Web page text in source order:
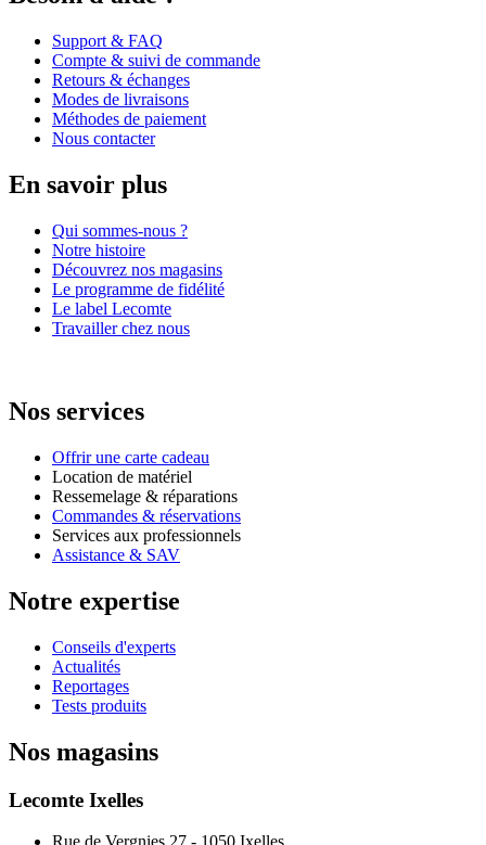
Support & FAQ
Compte & suivi de commande
Retours & échanges
Modes de livraisons
Méthodes de paiement
Nous contacter
En savoir plus
Qui sommes-nous ?
Notre histoire
Découvrez nos magasins
Le programme de fidélité
Le label Lecomte
Travailler chez nous
Nos services
Offrir une carte cadeau
Location de matériel
Ressemelage & réparations
Commandes & réservations
Services aux professionnels
Assistance & SAV
Notre expertise
Conseils d'experts
Actualités
Reportages
Tests produits
Nos magasins
Lecomte Ixelles